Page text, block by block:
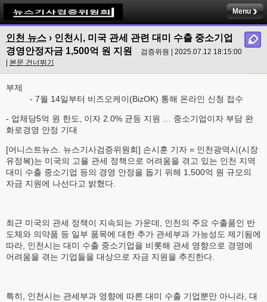
Menu
인천 뉴스 › 인천시, 미국 관세 관련 대미 수출 중소기업
경영안정자금 1,500억 원 지원
검증위원 | 2025.07.12 18:15:00
본문 건너뛰기
부제
- 7월 14일부터 비즈오케이(BizOK) 통해 온라인 신청 접수
- 업체당5억 원 한도, 이자 2.0% 균등 지원 … 중소기업이자 부담 완
화로경영 안정 기대
[어니스트뉴스. 뉴스기사검증위원회] 손시훈 기자 = 인천광역시(시장
유정복)는 미국의 고율 관세 정책으로 어려움을 겪고 있는 인천 지역
대미 수출 중소기업 등의 경영 안정을 돕기 위해 1,500억 원 규모의
자금 지원에 나선다고 밝혔다.
최근 미국의 관세 정책이 지속되는 가운데, 인천의 주요 수출품인 반
도체와 의약품 등 일부 품목에 대한 추가 관세부과 가능성도 제기됨에
따라, 인천시는 대미 수출 중소기업을 비롯해 관세 영향으로 경영에
어려움을 겪는 기업들을 대상으로 자금 지원을 추진한다.
특히, 인천시는 관세부과 영향에 따른 대미 수출 기업뿐만 아니라, 대